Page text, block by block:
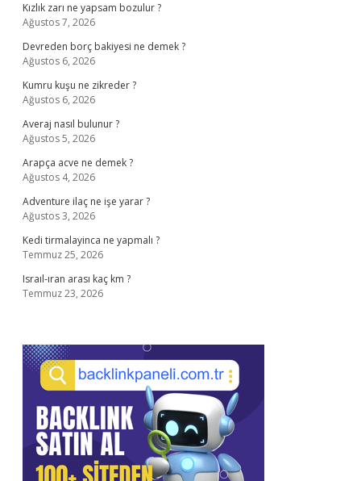
Kızlık zarı ne yapsam bozulur ?
Ağustos 7, 2026
Devreden borç bakiyesi ne demek ?
Ağustos 6, 2026
Kumru kuşu ne zikreder ?
Ağustos 6, 2026
Averaj nasıl bulunur ?
Ağustos 5, 2026
Arapça acve ne demek ?
Ağustos 4, 2026
Adventure ilaç ne işe yarar ?
Ağustos 3, 2026
Kedi tirmalayinca ne yapmalı ?
Temmuz 25, 2026
Israıl-ıran arası kaç km ?
Temmuz 23, 2026